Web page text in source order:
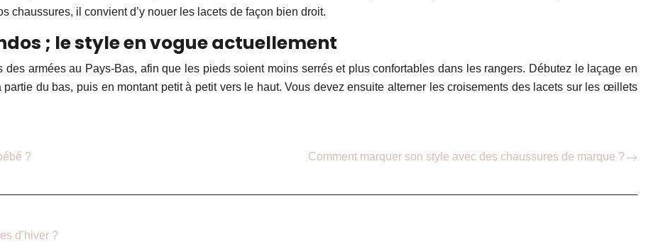
il convient d’y nouer les lacets de façon bien droit.
; le style en vogue actuellement
des armées au Pays-Bas, afin que les pieds soient moins serrés et plus confortables dans les rangers. Débutez le laçage en
du bas, puis en montant petit à petit vers le haut. Vous devez ensuite alterner les croisements des lacets sur les œillets
? Comment marquer son style avec des chaussures de marque ?
d’hiver ?